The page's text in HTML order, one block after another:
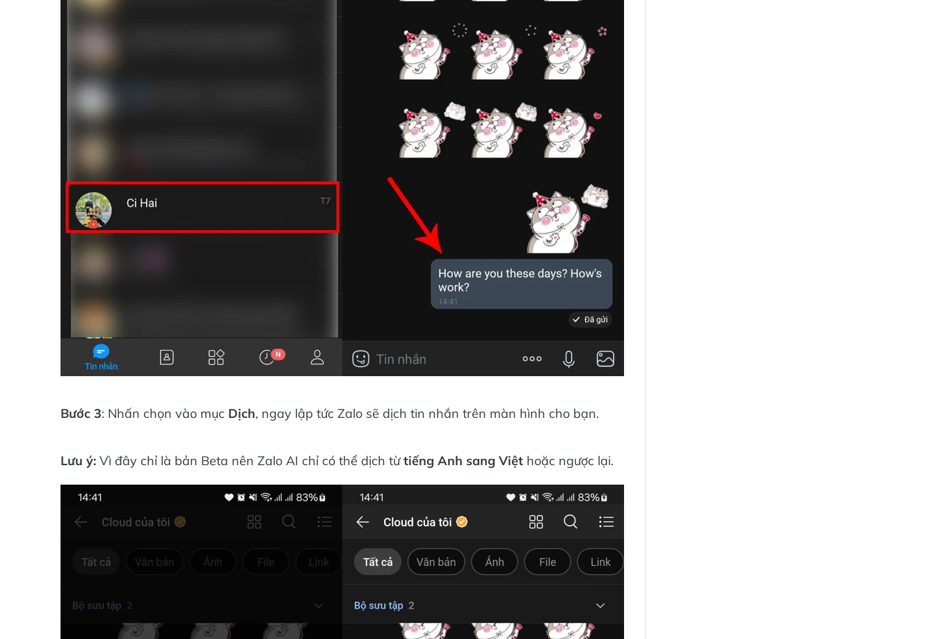
Bước 3: Nhấn chọn vào mục Dịch, ngay lập tức Zalo sẽ dịch tin nhắn trên màn hình cho bạn.
Lưu ý: Vì đây chỉ là bản Beta nên Zalo AI chỉ có thể dịch từtiếng Anh sang Việt hoặc ngược lại.